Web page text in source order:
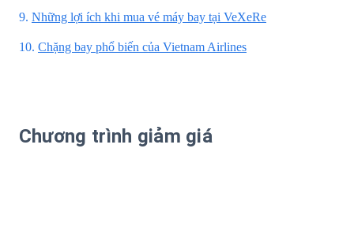
9. Những lợi ích khi mua vé máy bay tại VeXeRe
10. Chặng bay phổ biến của Vietnam Airlines
Chương trình giảm giá